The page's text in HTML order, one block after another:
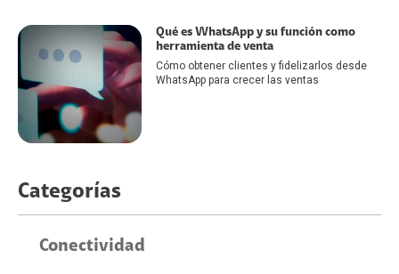
Qué es WhatsApp y su función como
herramienta de venta
Cómo obtener clientes y fidelizarlos desde
WhatsApp para crecer las ventas
Categorías
Conectividad